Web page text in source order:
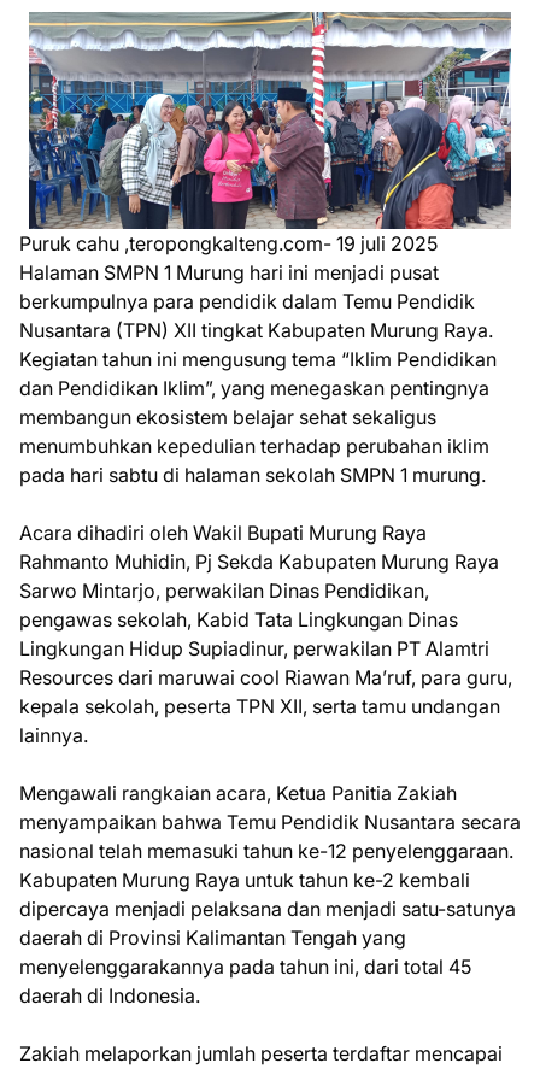
Puruk cahu ,teropongkalteng.com- 19 juli 2025
Halaman SMPN 1 Murung hari ini menjadi pusat
berkumpulnya para pendidik dalam Temu Pendidik
Nusantara (TPN) XII tingkat Kabupaten Murung Raya.
Kegiatan tahun ini mengusung tema “Iklim Pendidikan
dan Pendidikan Iklim”, yang menegaskan pentingnya
membangun ekosistem belajar sehat sekaligus
menumbuhkan kepedulian terhadap perubahan iklim
pada hari sabtu di halaman sekolah SMPN 1 murung.
Acara dihadiri oleh Wakil Bupati Murung Raya
Rahmanto Muhidin, Pj Sekda Kabupaten Murung Raya
Sarwo Mintarjo, perwakilan Dinas Pendidikan,
pengawas sekolah, Kabid Tata Lingkungan Dinas
Lingkungan Hidup Supiadinur, perwakilan PT Alamtri
Resources dari maruwai cool Riawan Ma’ruf, para guru,
kepala sekolah, peserta TPN XII, serta tamu undangan
lainnya.
Mengawali rangkaian acara, Ketua Panitia Zakiah
menyampaikan bahwa Temu Pendidik Nusantara secara
nasional telah memasuki tahun ke-12 penyelenggaraan.
Kabupaten Murung Raya untuk tahun ke-2 kembali
dipercaya menjadi pelaksana dan menjadi satu-satunya
daerah di Provinsi Kalimantan Tengah yang
menyelenggarakannya pada tahun ini, dari total 45
daerah di Indonesia.
Zakiah melaporkan jumlah peserta terdaftar mencapai